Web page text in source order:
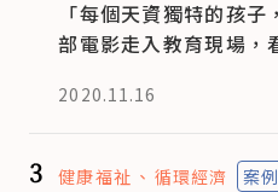
「每個天資獨特的孩
部電影走入教育現場，
2020.11.16
3 健康福祉 循環經濟 案例